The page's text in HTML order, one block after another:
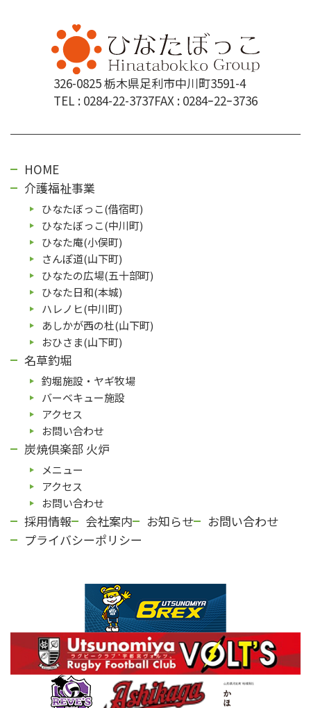
326-0825 栃木県足利市中川町3591-4
TEL : 0284-22-3737FAX : 0284ｰ22ｰ3736
HOME
介護福祉事業
ひなたぼっこ(借宿町)
ひなたぼっこ(中川町)
ひなた庵(⼩俣町)
さんぽ道(⼭下町)
ひなたの広場(五⼗部町)
ひなた⽇和(本城)
ハレノヒ(中川町)
あしかが⻄の杜(⼭下町)
おひさま(山下町)
名草釣堀
釣堀施設・ヤギ牧場
バーベキュー施設
アクセス
お問い合わせ
炭焼倶楽部 火炉
メニュー
アクセス
お問い合わせ
採用情報 会社案内 お知らせ
お問い合わせ
プライバシーポリシー